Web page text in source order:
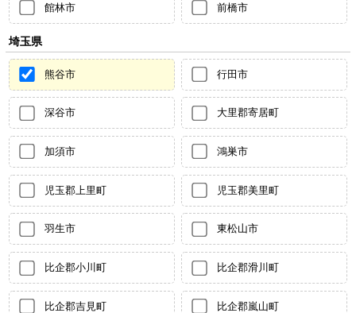
館林市 前橋市
埼玉県
熊谷市 行田市
深谷市 大里郡寄居町
加須市 鴻巣市
児玉郡上里町 児玉郡美里町
羽生市 東松山市
比企郡小川町 比企郡滑川町
比企郡吉見町 比企郡嵐山町